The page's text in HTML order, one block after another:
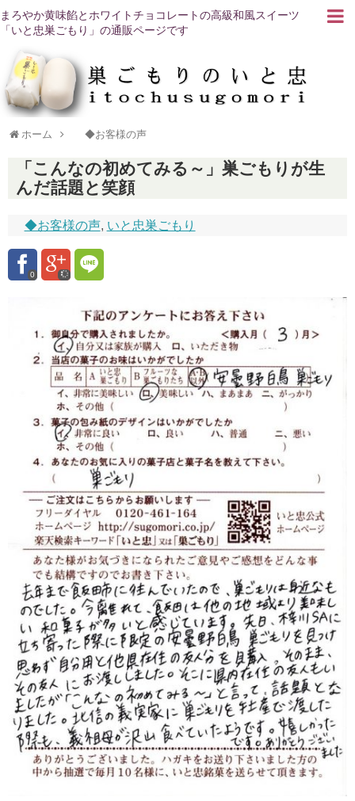
まろやか黄味餡とホワイトチョコレートの高級和風スイーツ
「いと忠巣ごもり」の通販ページです
ホーム ◆お客様の声
「こんなの初めてみる～」巣ごもりが生
んだ話題と笑顔
◆お客様の声, いと忠巣ごもり
0